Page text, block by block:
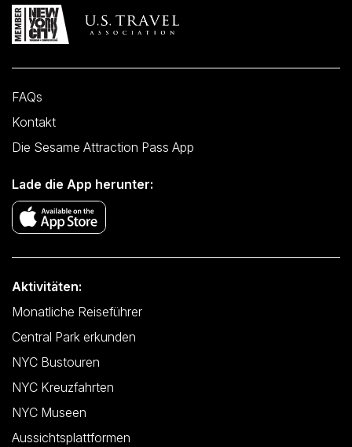
FAQs
Kontakt
Die Sesame Attraction Pass App
Lade die App herunter:
Aktivitäten:
Monatliche Reiseführer
Central Park erkunden
NYC Bustouren
NYC Kreuzfahrten
NYC Museen
Aussichtsplattformen